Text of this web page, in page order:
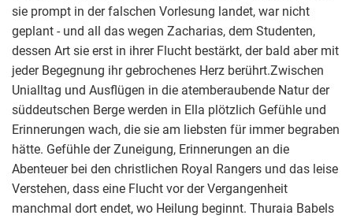
sie prompt in der falschen Vorlesung landet, war nicht
geplant - und all das wegen Zacharias, dem Studenten,
dessen Art sie erst in ihrer Flucht bestärkt, der bald aber mit
jeder Begegnung ihr gebrochenes Herz berührt.Zwischen
Unialltag und Ausflügen in die atemberaubende Natur der
süddeutschen Berge werden in Ella plötzlich Gefühle und
Erinnerungen wach, die sie am liebsten für immer begraben
hätte. Gefühle der Zuneigung, Erinnerungen an die
Abenteuer bei den christlichen Royal Rangers und das leise
Verstehen, dass eine Flucht vor der Vergangenheit
manchmal dort endet, wo Heilung beginnt. Thuraia Babels